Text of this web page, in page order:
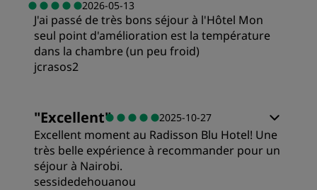
2026-05-13
J'ai passé de très bons séjour à l'Hôtel Mon
seul point d'amélioration est la température
dans la chambre (un peu froid)
jcrasos2
Qualité/prix
"Excellent" 2025-10-27
Excellent moment au Radisson Blu Hotel! Une
très belle expérience à recommander pour un
séjour à Nairobi.
sessidedehouanou